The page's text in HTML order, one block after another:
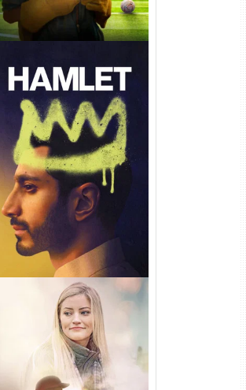
Hamlet Torrent (2026) WEB-
DL 1080p Dual Áudio
Uma Amizade para Recordar